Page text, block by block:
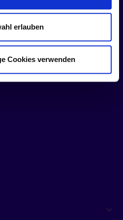
erlauben
Cookies verwenden